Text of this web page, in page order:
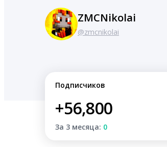
ZMCNikolai
@zmcnikolai
Подписчиков
+56,800
За 3 месяца: 0